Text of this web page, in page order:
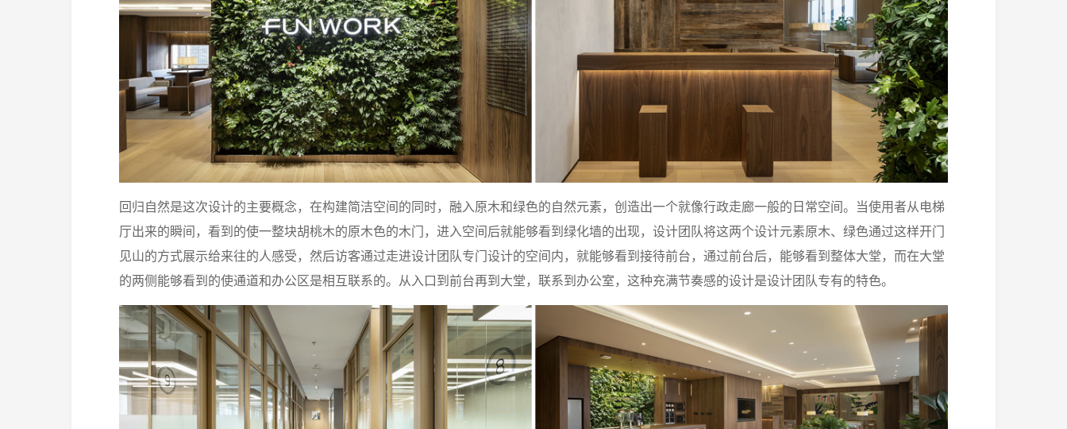
回归自然是这次设计的主要概念，在构建简洁空间的同时，融入原木和绿色的自然元素，创造出一个就像行政走廊一般的日常空间。当使用者从电梯
厅出来的瞬间，看到的使一整块胡桃木的原木色的木门，进入空间后就能够看到绿化墙的出现，设计团队将这两个设计元素原木、绿色通过这样开门
见山的方式展示给来往的人感受，然后访客通过走进设计团队专门设计的空间内，就能够看到接待前台，通过前台后，能够看到整体大堂，而在大堂
的两侧能够看到的使通道和办公区是相互联系的。从入口到前台再到大堂，联系到办公室，这种充满节奏感的设计是设计团队专有的特色。